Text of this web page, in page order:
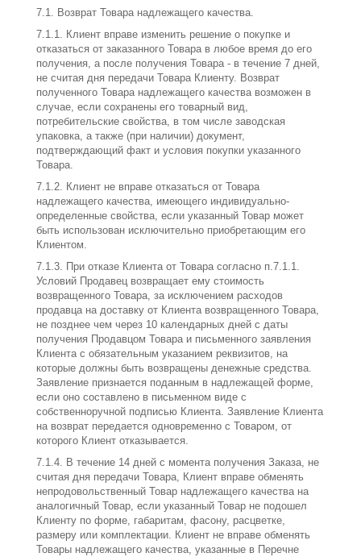
7.1. Возврат Товара надлежащего качества.
7.1.1. Клиент вправе изменить решение о покупке и
отказаться от заказанного Товара в любое время до его
получения, а после получения Товара - в течение 7 дней,
не считая дня передачи Товара Клиенту. Возврат
полученного Товара надлежащего качества возможен в
случае, если сохранены его товарный вид,
потребительские свойства, в том числе заводская
упаковка, а также (при наличии) документ,
подтверждающий факт и условия покупки указанного
Товара.
7.1.2. Клиент не вправе отказаться от Товара
надлежащего качества, имеющего индивидуально-
определенные свойства, если указанный Товар может
быть использован исключительно приобретающим его
Клиентом.
7.1.3. При отказе Клиента от Товара согласно п.7.1.1.
Условий Продавец возвращает ему стоимость
возвращенного Товара, за исключением расходов
продавца на доставку от Клиента возвращенного Товара,
не позднее чем через 10 календарных дней с даты
получения Продавцом Товара и письменного заявления
Клиента с обязательным указанием реквизитов, на
которые должны быть возвращены денежные средства.
Заявление признается поданным в надлежащей форме,
если оно составлено в письменном виде с
собственноручной подписью Клиента. Заявление Клиента
на возврат передается одновременно с Товаром, от
которого Клиент отказывается.
7.1.4. В течение 14 дней с момента получения Заказа, не
считая дня передачи Товара, Клиент вправе обменять
непродовольственный Товар надлежащего качества на
аналогичный Товар, если указанный Товар не подошел
Клиенту по форме, габаритам, фасону, расцветке,
размеру или комплектации. Клиент не вправе обменять
Товары надлежащего качества, указанные в Перечне